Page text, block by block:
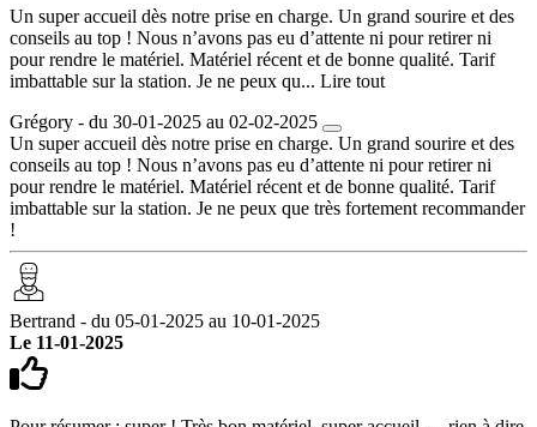
Un super accueil dès notre prise en charge. Un grand sourire et des
conseils au top ! Nous n’avons pas eu d’attente ni pour retirer ni
pour rendre le matériel. Matériel récent et de bonne qualité. Tarif
imbattable sur la station. Je ne peux qu... Lire tout
Grégory - du 30-01-2025 au 02-02-2025
Un super accueil dès notre prise en charge. Un grand sourire et des
conseils au top ! Nous n’avons pas eu d’attente ni pour retirer ni
pour rendre le matériel. Matériel récent et de bonne qualité. Tarif
imbattable sur la station. Je ne peux que très fortement recommander
!
Bertrand - du 05-01-2025 au 10-01-2025
Le 11-01-2025